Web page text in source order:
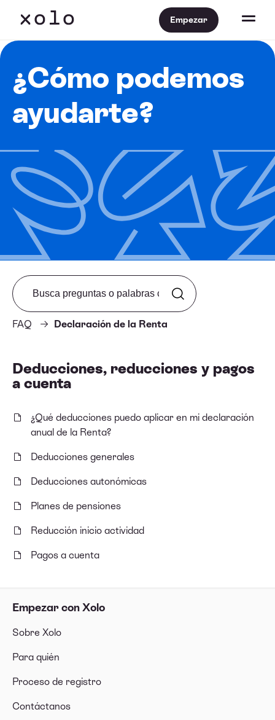
Empezar
¿Cómo podemos
ayudarte?
Empezar con Xolo
Sobre Xolo
Para quién
Proceso de registro
Contáctanos
FAQ Declaración de la Renta
Search from FAQ
Deducciones, reducciones y pagos
a cuenta
¿Qué deducciones puedo aplicar en mi declaración
anual de la Renta?
Deducciones generales
Deducciones autonómicas
Planes de pensiones
Reducción inicio actividad
Pagos a cuenta